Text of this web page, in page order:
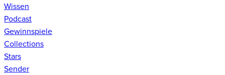
Wissen
Podcast
Gewinnspiele
Collections
Stars
Sender